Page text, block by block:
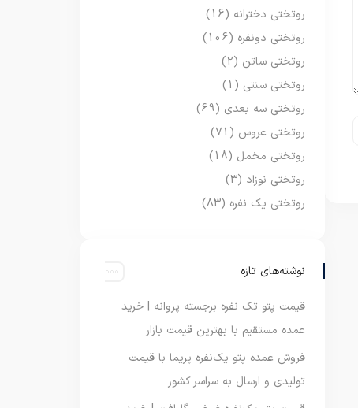
روتختی دخترانه (16)
روتختی دونفره (106)
روتختی ساتن (2)
روتختی سنتی (1)
روتختی سه بعدی (69)
روتختی عروس (71)
روتختی مخمل (18)
روتختی نوزاد (3)
روتختی یک نفره (83)
نوشته‌های تازه
قیمت پتو تک نفره برجسته پروانه | خرید
عمده مستقیم با بهترین قیمت بازار
فروش عمده پتو یک‌نفره پریما با قیمت
تولیدی و ارسال به سراسر کشور